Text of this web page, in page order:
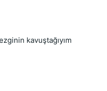
kavuştağıyım